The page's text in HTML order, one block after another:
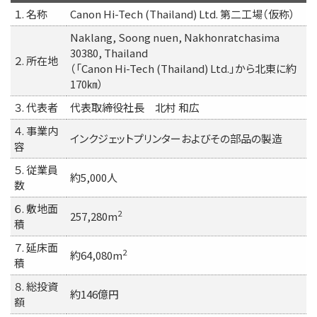
１. 名称 Canon Hi-Tech (Thailand) Ltd. 第二工場（仮称）
２. 所在地
Naklang, Soong nuen, Nakhonratchasima
30380, Thailand
（「Canon Hi-Tech (Thailand) Ltd.」から北東に約
170㎞）
３. 代表者
代表取締役社長 北村 和広
４. 事業内
容
インクジェットプリンターおよびその部品の製造
５. 従業員
数
約5,000人
６. 敷地面
積
257,280m2
７. 延床面
積
約64,080m2
８. 総投資
額
約146億円